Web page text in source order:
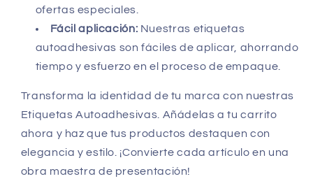
ofertas especiales.
Fácil aplicación: Nuestras etiquetas
autoadhesivas son fáciles de aplicar, ahorrando
tiempo y esfuerzo en el proceso de empaque.
Transforma la identidad de tu marca con nuestras
Etiquetas Autoadhesivas. Añádelas a tu carrito
ahora y haz que tus productos destaquen con
elegancia y estilo. ¡Convierte cada artículo en una
obra maestra de presentación!